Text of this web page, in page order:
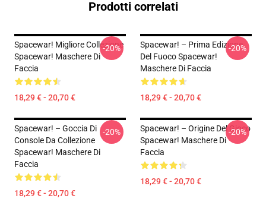
Prodotti correlati
Spacewar! Migliore Collezione
Spacewar! Maschere Di
Faccia
18,29 € - 20,70 €
-20%
Spacewar! – Prima Edizione
Del Fuoco Spacewar!
Maschere Di Faccia
18,29 € - 20,70 €
-20%
Spacewar! – Goccia Di
Console Da Collezione
Spacewar! Maschere Di
Faccia
18,29 € - 20,70 €
-20%
Spacewar! – Origine Del Gioco
Spacewar! Maschere Di
Faccia
18,29 € - 20,70 €
-20%